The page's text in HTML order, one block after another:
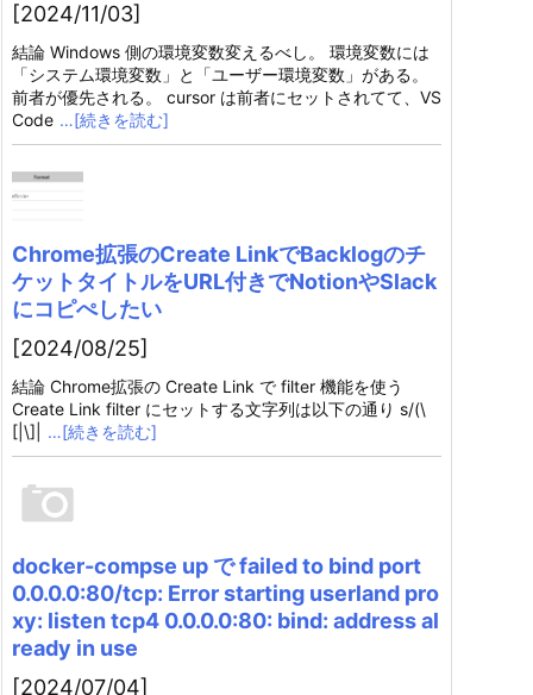
[2024/11/03]
結論 Windows 側の環境変数変えるべし。 環境変数には
「システム環境変数」と「ユーザー環境変数」がある。
前者が優先される。 cursor は前者にセットされてて、VS
Code …[続きを読む]
Chrome拡張のCreate LinkでBacklogのチ
ケットタイトルをURL付きでNotionやSlack
にコピぺしたい
[2024/08/25]
結論 Chrome拡張の Create Link で filter 機能を使う
Create Link filter にセットする文字列は以下の通り s/(\
[|\]|
…[続きを読む]
docker-compse up で failed to bind port
0.0.0.0:80/tcp: Error starting userland pro
xy: listen tcp4 0.0.0.0:80: bind: address al
ready in use
[2024/07/04]